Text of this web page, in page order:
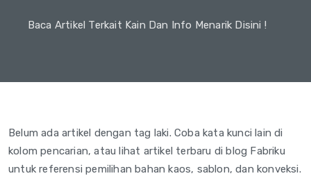
Baca Artikel Terkait Kain Dan Info Menarik Disini !
Belum ada artikel dengan tag laki. Coba kata kunci lain di
kolom pencarian, atau lihat artikel terbaru di blog Fabriku
untuk referensi pemilihan bahan kaos, sablon, dan konveksi.